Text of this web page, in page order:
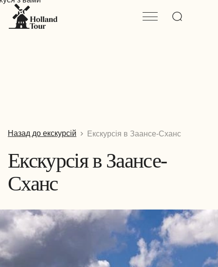
Назад до екскурсій Екскурсія в Заансе-Сханс
Екскурсія в Заансе-
Сханс